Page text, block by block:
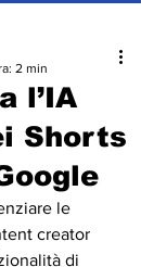
l’IA
Shorts
2 min
le
creator
di